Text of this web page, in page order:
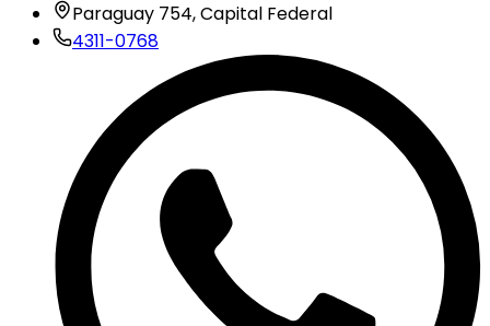
Paraguay 754, Capital Federal
4311-0768